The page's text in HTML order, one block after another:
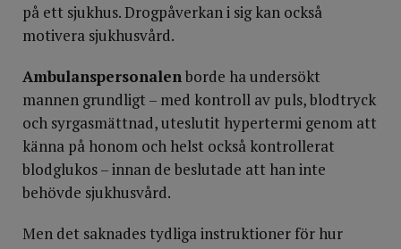
på ett sjukhus. Drogpåverkan i sig kan också
motivera sjukhusvård.
Ambulanspersonalenborde ha undersökt
mannen grundligt – med kontroll av puls, blodtryck
och syrgasmättnad, uteslutit hypertermi genom att
känna på honom och helst också kontrollerat
blodglukos – innan de beslutade att han inte
behövde sjukhusvård.
Men det saknades tydliga instruktioner för hur